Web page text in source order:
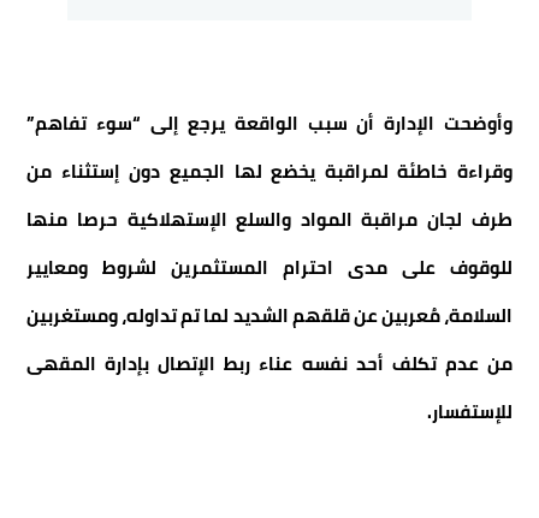
وأوضحت الإدارة أن سبب الواقعة يرجع إلى “سوء تفاهم”
وقراءة خاطئة لمراقبة يخضع لها الجميع دون إستثناء من
طرف لجان مراقبة المواد والسلع الإستهلاكية حرصا منها
للوقوف على مدى احترام المستثمرين لشروط ومعايير
السلامة، مُعربين عن قلقهم الشديد لما تم تداوله، ومستغربين
من عدم تكلف أحد نفسه عناء ربط الإتصال بإدارة المقهى
للإستفسار.